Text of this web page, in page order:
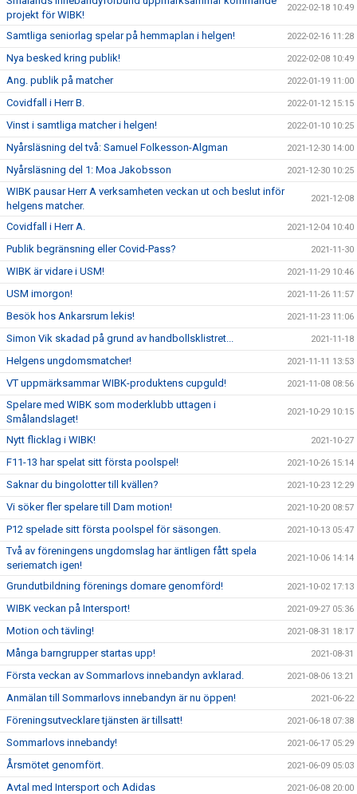
projekt för WIBK!
2022-02-18 10:49
Samtliga seniorlag spelar på hemmaplan i helgen! 2022-02-16 11:28
Nya besked kring publik! 2022-02-08 10:49
Ang. publik på matcher 2022-01-19 11:00
Covidfall i Herr B. 2022-01-12 15:15
Vinst i samtliga matcher i helgen! 2022-01-10 10:25
Nyårsläsning del två: Samuel Folkesson-Algman 2021-12-30 14:00
Nyårsläsning del 1: Moa Jakobsson 2021-12-30 10:25
WIBK pausar Herr A verksamheten veckan ut och beslut inför
helgens matcher.
2021-12-08
Covidfall i Herr A. 2021-12-04 10:40
Publik begränsning eller Covid-Pass? 2021-11-30
WIBK är vidare i USM! 2021-11-29 10:46
USM imorgon! 2021-11-26 11:57
Besök hos Ankarsrum lekis! 2021-11-23 11:06
Simon Vik skadad på grund av handbollsklistret... 2021-11-18
Helgens ungdomsmatcher! 2021-11-11 13:53
VT uppmärksammar WIBK-produktens cupguld! 2021-11-08 08:56
Spelare med WIBK som moderklubb uttagen i
Smålandslaget!
2021-10-29 10:15
Nytt flicklag i WIBK! 2021-10-27
F11-13 har spelat sitt första poolspel! 2021-10-26 15:14
Saknar du bingolotter till kvällen? 2021-10-23 12:29
Vi söker fler spelare till Dam motion! 2021-10-20 08:57
P12 spelade sitt första poolspel för säsongen. 2021-10-13 05:47
Två av föreningens ungdomslag har äntligen fått spela
seriematch igen!
2021-10-06 14:14
Grundutbildning förenings domare genomförd! 2021-10-02 17:13
WIBK veckan på Intersport! 2021-09-27 05:36
Motion och tävling! 2021-08-31 18:17
Många barngrupper startas upp! 2021-08-31
Första veckan av Sommarlovs innebandyn avklarad. 2021-08-06 13:21
Anmälan till Sommarlovs innebandyn är nu öppen! 2021-06-22
Föreningsutvecklare tjänsten är tillsatt! 2021-06-18 07:38
Sommarlovs innebandy! 2021-06-17 05:29
Årsmötet genomfört. 2021-06-09 05:03
Avtal med Intersport och Adidas 2021-06-08 20:00